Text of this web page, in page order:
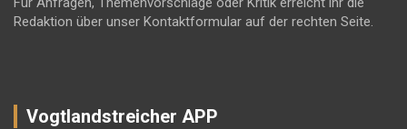
Redaktion über unser Kontaktformular auf der rechten Seite.
Vogtlandstreicher APP